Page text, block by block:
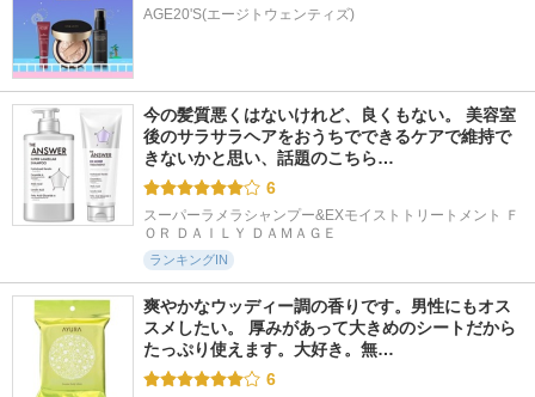
AGE20'S(エージトウェンティズ)
今の髪質悪くはないけれど、良くもない。 美容室
後のサラサラヘアをおうちでできるケアで維持で
きないかと思い、話題のこちら…
6
スーパーラメラシャンプー&EXモイストトリートメント Ｆ
ＯＲ ＤＡＩＬＹ ＤＡＭＡＧＥ
ランキングIN
爽やかなウッディー調の香りです。男性にもオス
スメしたい。 厚みがあって大きめのシートだから
たっぷり使えます。大好き。無…
6